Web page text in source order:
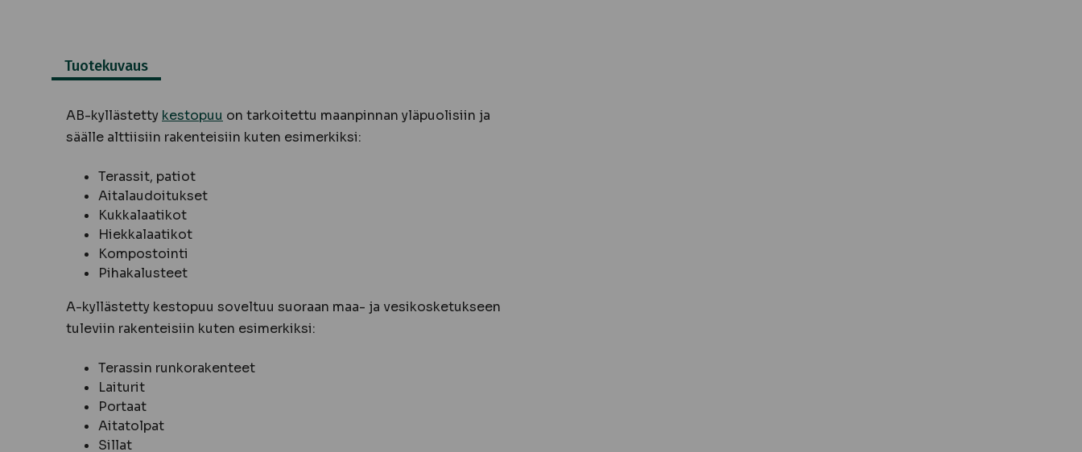
Tuotekuvaus
AB-kyllästetty kestopuu on tarkoitettu maanpinnan yläpuolisiin ja
säälle alttiisiin rakenteisiin kuten esimerkiksi:
Terassit, patiot
Aitalaudoitukset
Kukkalaatikot
Hiekkalaatikot
Kompostointi
Pihakalusteet
A-kyllästetty kestopuu soveltuu suoraan maa- ja vesikosketukseen
tuleviin rakenteisiin kuten esimerkiksi:
Terassin runkorakenteet
Laiturit
Portaat
Aitatolpat
Sillat